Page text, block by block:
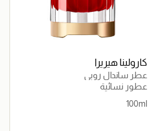
كارولينا هيريرا
عطر ساندال روبي
عطور نسائية
100ml